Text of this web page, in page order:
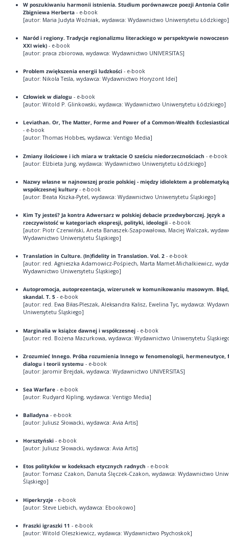
W poszukiwaniu harmonii istnienia. Studium porównawcze poezji Antonia
Zbigniewa Herberta- e-book
[autor: Maria Judyta Woźniak, wydawca: Wydawnictwo Uniwersytetu Łódzkiego]
Naród i regiony. Tradycje regionalizmu literackiego w perspektywie
XXI wiek)- e-book
[autor: praca zbiorowa, wydawca: Wydawnictwo UNIVERSITAS]
Problem zwiększenia energii ludzkości- e-book
[autor: Nikola Tesla, wydawca: Wydawnictwo Horyzont Idei]
Człowiek w dialogu - e-book
[autor: Witold P. Glinkowski, wydawca: Wydawnictwo Uniwersytetu Łódzkiego]
Leviathan. Or, The Matter, Forme and Power of a Common-Wealth
- e-book
[autor: Thomas Hobbes, wydawca: Ventigo Media]
Zmiany ilościowe i ich miara w traktacie O sześciu niedorzecznościach - e-book
[autor: Elżbieta Jung, wydawca: Wydawnictwo Uniwersytetu Łódzkiego]
Nazwy własne w najnowszej prozie polskiej - między idiolektem a problematyką
współczesnej kultury- e-book
[autor: Beata Kiszka-Pytel, wydawca: Wydawnictwo Uniwersytetu Śląskiego]
Kim Ty jesteś? Ja kontra Adwersarz w polskiej debacie przedwyborczej. Język a
rzeczywistość w kategoriach ekspresji, polityki, ideologii- e-book
[autor: Piotr Czerwiński, Aneta Banaszek-Szapowałowa, Maciej Walczak,
Wydawnictwo Uniwersytetu Śląskiego]
Translation in Culture. (In)fidelity in Translation. Vol. 2- e-book
[autor: red. Agnieszka Adamowicz-Pośpiech, Marta Mamet-Michalkiewicz,
Wydawnictwo Uniwersytetu Śląskiego]
Autopromocja, autoprezentacja, wizerunek w komunikowaniu masowym.
skandal. T. 5- e-book
[autor: red. Ewa Biłas-Pleszak, Aleksandra Kalisz, Ewelina Tyc, wydawca:
Uniwersytetu Śląskiego]
Marginalia w książce dawnej i współczesnej- e-book
[autor: red. Bożena Mazurkowa, wydawca: Wydawnictwo Uniwersytetu
Zrozumieć Innego. Próba rozumienia Innego w fenomenologii, hermeneutyce,
dialogu i teorii systemu - e-book
[autor: Jaromir Brejdak, wydawca: Wydawnictwo UNIVERSITAS]
Sea Warfare- e-book
[autor: Rudyard Kipling, wydawca: Ventigo Media]
Balladyna- e-book
[autor: Juliusz Słowacki, wydawca: Avia Artis]
Horsztyński- e-book
[autor: Juliusz Słowacki, wydawca: Avia Artis]
Etos polityków w kodeksach etycznych radnych - e-book
[autor: Tomasz Czakon, Danuta Ślęczek-Czakon, wydawca: Wydawnictwo
Śląskiego]
Hiperkryzje- e-book
[autor: Steve Liebich, wydawca: Ebookowo]
Fraszki igraszki 11 - e-book
[autor: Witold Oleszkiewicz, wydawca: Wydawnictwo Psychoskok]